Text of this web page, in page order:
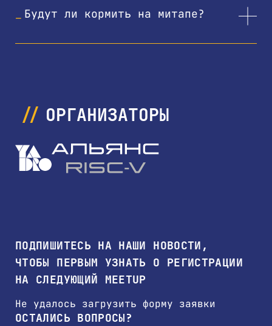
инженер».
Подпишитесь
, чтобы
не пропустить.
Будут ли кормить на митапе?
Да, с 18:00 будет организован велком-
ОРГАНИЗАТОРЫ
ПОДПИШИТЕСЬ НА НАШИ НОВОСТИ,
ЧТОБЫ ПЕРВЫМ УЗНАТЬ О РЕГИСТРАЦИИ
НА СЛЕДУЮЩИЙ MEETUP
Не удалось загрузить форму заявки
ОСТАЛИСЬ ВОПРОСЫ?